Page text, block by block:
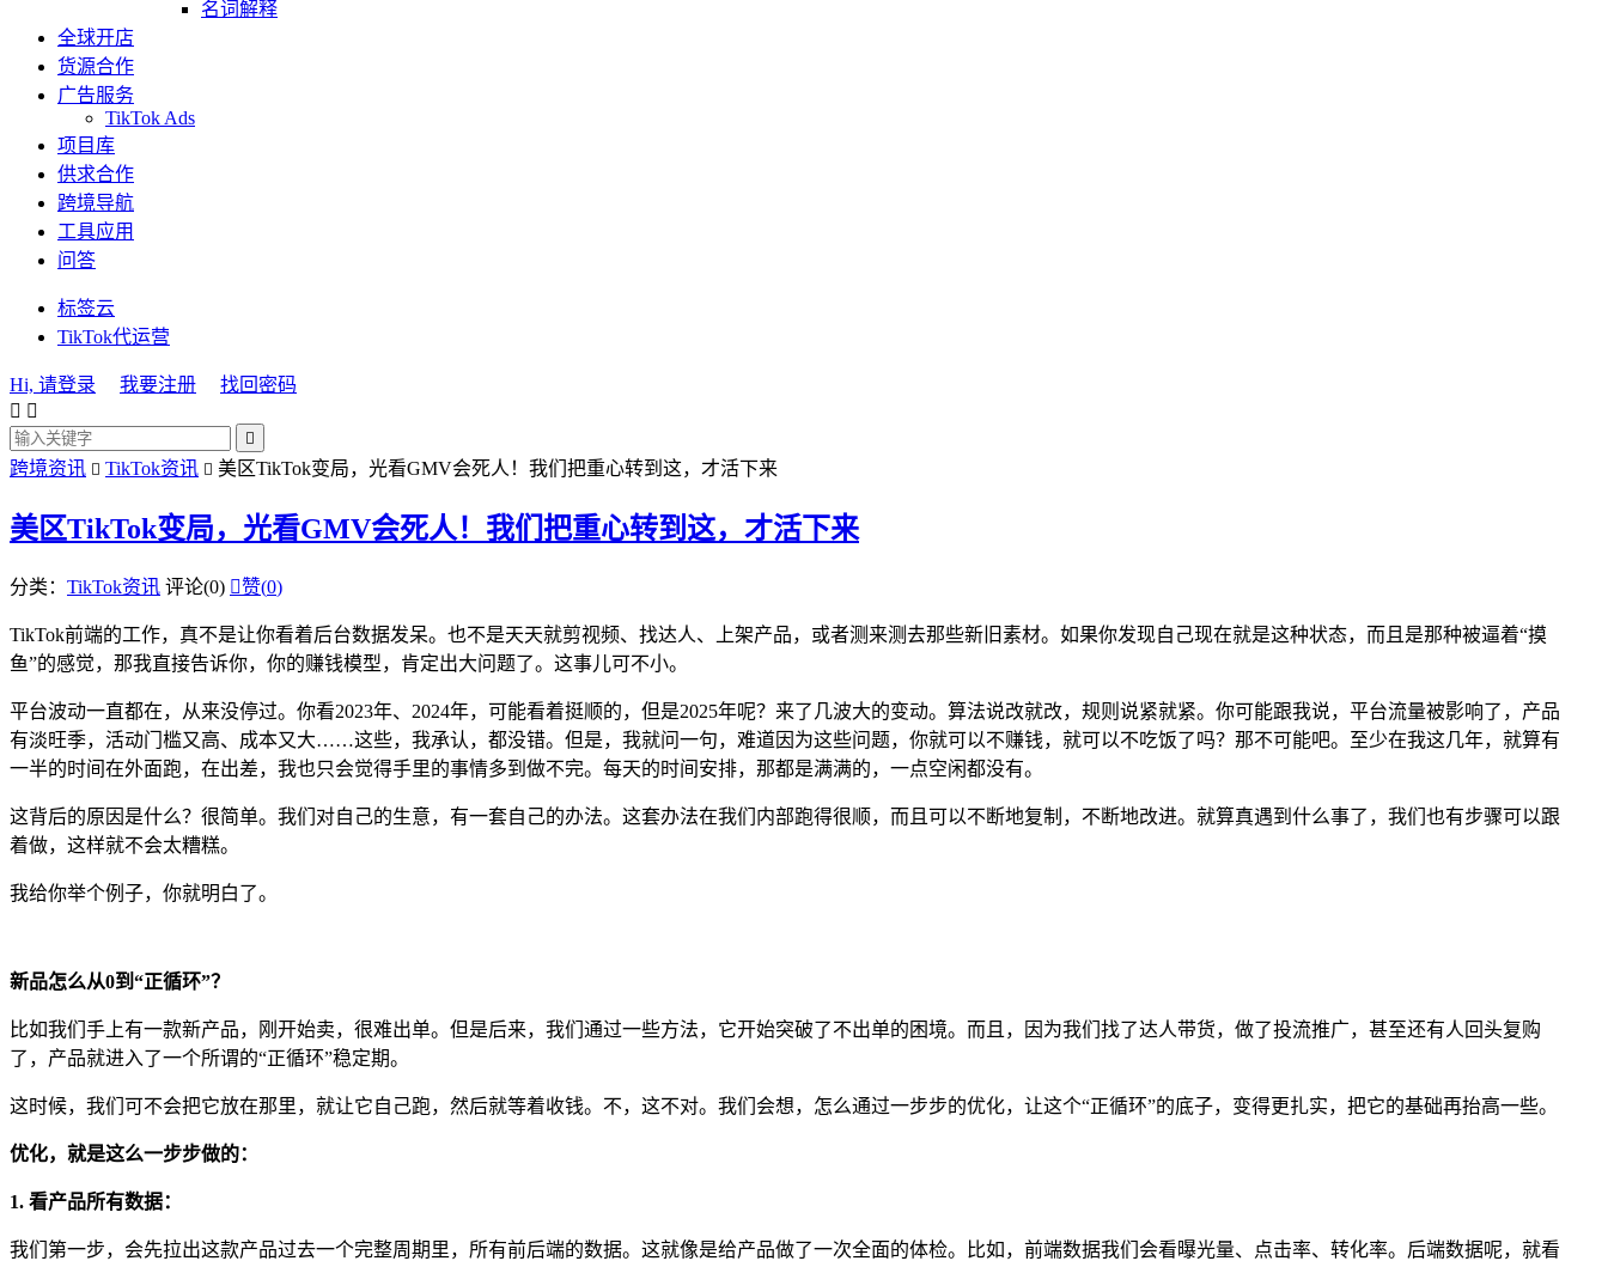
名词解释
全球开店
货源合作
广告服务
TikTok Ads
项目库
供求合作
跨境导航
工具应用
问答
标签云
TikTok代运营
Hi, 请登录 我要注册
找回密码
 

跨境资讯  TikTok资讯  美区TikTok变局，光看GMV会死人！我们把重心转到这，才活下来
美区TikTok变局，光看GMV会死人！我们把重心转到这，才活下来
分类： TikTok资讯 评论(0) 赞(0)
TikTok前端的工作，真不是让你看着后台数据发呆。也不是天天就剪视频、找达人、上架产品，或者测来测去那些新旧素材。如果你发现自己现在就是这种状态，而且是那种被逼着“摸
鱼”的感觉，那我直接告诉你，你的赚钱模型，肯定出大问题了。这事儿可不小。
平台波动一直都在，从来没停过。你看2023年、2024年，可能看着挺顺的，但是2025年呢？来了几波大的变动。算法说改就改，规则说紧就紧。你可能跟我说，平台流量被影响了，产品
有淡旺季，活动门槛又高、成本又大……这些，我承认，都没错。但是，我就问一句，难道因为这些问题，你就可以不赚钱，就可以不吃饭了吗？那不可能吧。至少在我这几年，就算有
一半的时间在外面跑，在出差，我也只会觉得手里的事情多到做不完。每天的时间安排，那都是满满的，一点空闲都没有。
这背后的原因是什么？很简单。我们对自己的生意，有一套自己的办法。这套办法在我们内部跑得很顺，而且可以不断地复制，不断地改进。就算真遇到什么事了，我们也有步骤可以跟
着做，这样就不会太糟糕。
我给你举个例子，你就明白了。
新品怎么从0到“正循环”？
比如我们手上有一款新产品，刚开始卖，很难出单。但是后来，我们通过一些方法，它开始突破了不出单的困境。而且，因为我们找了达人带货，做了投流推广，甚至还有人回头复购
了，产品就进入了一个所谓的“正循环”稳定期。
这时候，我们可不会把它放在那里，就让它自己跑，然后就等着收钱。不，这不对。我们会想，怎么通过一步步的优化，让这个“正循环”的底子，变得更扎实，把它的基础再抬高一些。
优化，就是这么一步步做的：
1. 看产品所有数据：
我们第一步，会先拉出这款产品过去一个完整周期里，所有前后端的数据。这就像是给产品做了一次全面的体检。比如，前端数据我们会看曝光量、点击率、转化率。后端数据呢，就看